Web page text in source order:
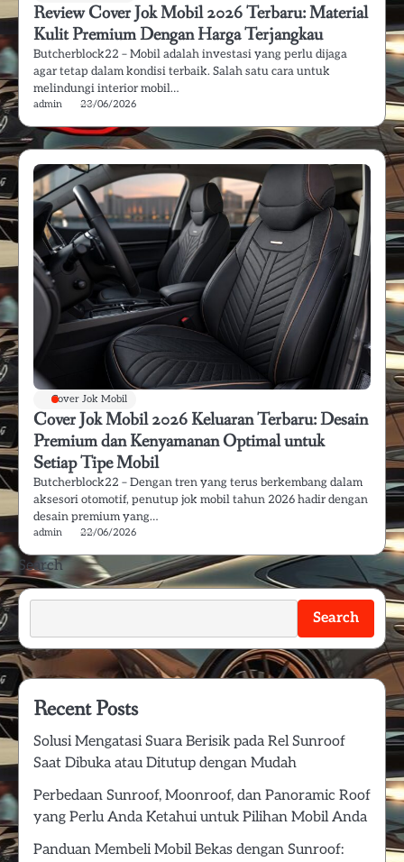
Review Cover Jok Mobil 2026 Terbaru: Material
Kulit Premium Dengan Harga Terjangkau
Butcherblock22 – Mobil adalah investasi yang perlu dijaga
agar tetap dalam kondisi terbaik. Salah satu cara untuk
melindungi interior mobil…
admin 23/06/2026
Cover Jok Mobil
Cover Jok Mobil 2026 Keluaran Terbaru: Desain
Premium dan Kenyamanan Optimal untuk
Setiap Tipe Mobil
Butcherblock22 – Dengan tren yang terus berkembang dalam
aksesori otomotif, penutup jok mobil tahun 2026 hadir dengan
desain premium yang…
admin 22/06/2026
Search
Search
Recent Posts
Solusi Mengatasi Suara Berisik pada Rel Sunroof
Saat Dibuka atau Ditutup dengan Mudah
Perbedaan Sunroof, Moonroof, dan Panoramic Roof
yang Perlu Anda Ketahui untuk Pilihan Mobil Anda
Panduan Membeli Mobil Bekas dengan Sunroof: